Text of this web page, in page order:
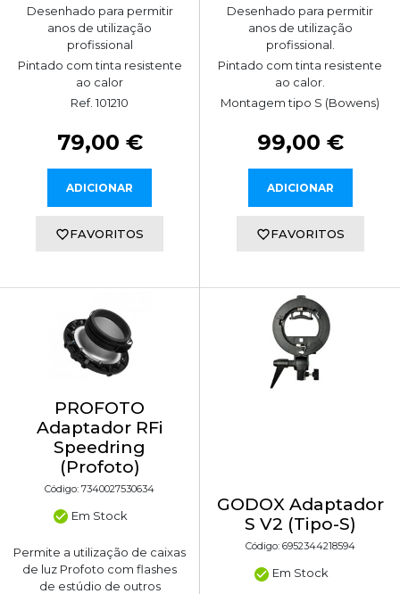
Desenhado para permitir
anos de utilização
profissional
Pintado com tinta resistente
ao calor
Ref. 101210
79,00 €
ADICIONAR
FAVORITOS
Desenhado para permitir
anos de utilização
profissional.
Pintado com tinta resistente
ao calor.
Montagem tipo S (Bowens)
99,00 €
ADICIONAR
FAVORITOS
PROFOTO
Adaptador RFi
Speedring
(Profoto)
Código: 7340027530634
Em Stock
Permite a utilização de caixas
de luz Profoto com flashes
de estúdio de outros
GODOX Adaptador
S V2 (Tipo-S)
Código: 6952344218594
Em Stock